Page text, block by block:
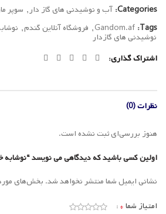
Categories: آب و نوشیدنی های گاز دار, سوپر
Tags:
Gandom.af
, فروشگاه آنلاین گندم,
نوشیدنی های گازدار
اشتراک گذاری
نظرات (0)
هنوز بررسی‌ای ثبت نشده است.
اولین کسی باشید که دیدگاهی می نویسد “نوشابه
نشانی ایمیل شما منتشر نخواهد شد. بخش‌های
امتیاز شما*